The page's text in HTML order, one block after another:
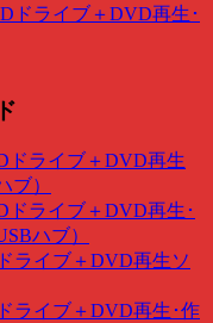
ドライブ＋DVD再生･
ドライブ＋DVD再生
ブ）
ドライブ＋DVD再生･
ハブ）
ライブ＋DVD再生ソ
ライブ＋DVD再生･作